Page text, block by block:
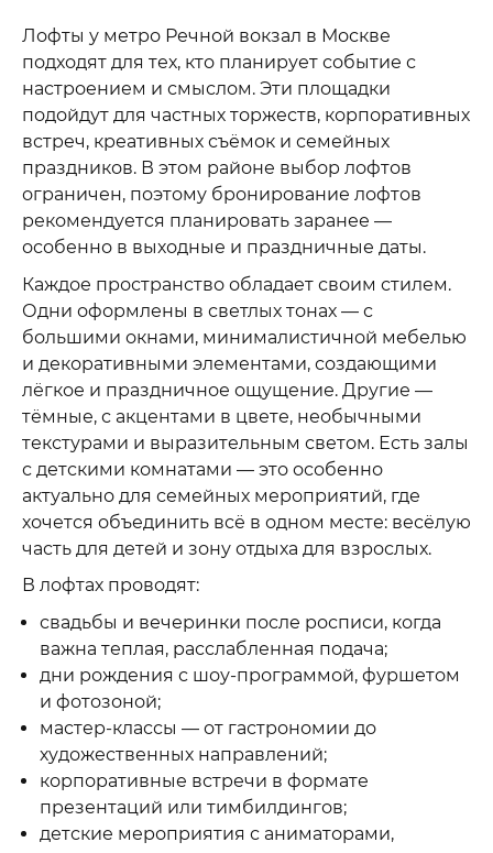
Лофты у метро Речной вокзал в Москве
подходят для тех, кто планирует событие с
настроением и смыслом. Эти площадки
подойдут для частных торжеств, корпоративных
встреч, креативных съёмок и семейных
праздников. В этом районе выбор лофтов
ограничен, поэтому бронирование лофтов
рекомендуется планировать заранее —
особенно в выходные и праздничные даты.
Каждое пространство обладает своим стилем.
Одни оформлены в светлых тонах — с
большими окнами, минималистичной мебелью
и декоративными элементами, создающими
лёгкое и праздничное ощущение. Другие —
тёмные, с акцентами в цвете, необычными
текстурами и выразительным светом. Есть залы
с детскими комнатами — это особенно
актуально для семейных мероприятий, где
хочется объединить всё в одном месте: весёлую
часть для детей и зону отдыха для взрослых.
В лофтах проводят:
свадьбы и вечеринки после росписи, когда
важна теплая, расслабленная подача;
дни рождения с шоу-программой, фуршетом
и фотозоной;
мастер-классы — от гастрономии до
художественных направлений;
корпоративные встречи в формате
презентаций или тимбилдингов;
детские мероприятия с аниматорами,